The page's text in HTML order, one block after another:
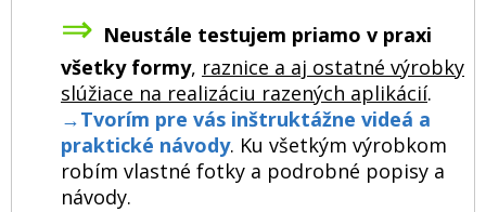
⇒ Neustále testujem priamo v praxi
všetky formy, raznice a aj ostatné výrobky
slúžiace na realizáciu razených aplikácií.
→Tvorím pre vás inštruktážne videá a
praktické návody. Ku všetkým výrobkom
robím vlastné fotky a podrobné popisy a
návody.